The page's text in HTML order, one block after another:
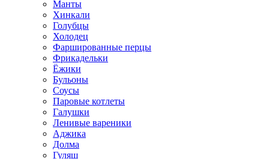
Манты
Хинкали
Голубцы
Холодец
Фаршированные перцы
Фрикадельки
Ёжики
Бульоны
Соусы
Паровые котлеты
Галушки
Ленивые вареники
Аджика
Долма
Гуляш